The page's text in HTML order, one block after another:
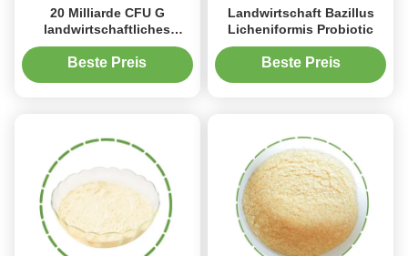
20 Milliarde CFU G
landwirtschaftliches
Probiotics für
Pflanzenwachstum
verbessern Ernte-Ertrag
Beste Preis
Landwirtschaft Bazillus
Licheniformis Probiotic
Beste Preis